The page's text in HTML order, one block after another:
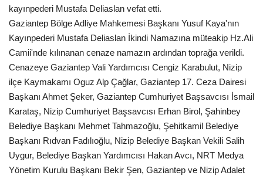
EĞİTİM
Resmiilan
kayınpederi Mustafa Deliaslan vefat etti.
Gaziantep Bölge Adliye Mahkemesi Başkanı Yusuf Kaya'nın
Kayınpederi Mustafa Deliaslan İkindi Namazına müteakip Hz.Ali
Camii'nde kılınanan cenaze namazın ardından toprağa verildi.
Cenazeye Gaziantep Vali Yardımcısı Cengiz Karabulut, Nizip
ilçe Kaymakamı Oguz Alp Çağlar, Gaziantep 17. Ceza Dairesi
Başkanı Ahmet Şeker, Gaziantep Cumhuriyet Başsavcısı İsmail
Karataş, Nizip Cumhuriyet Başsavcısı Erhan Birol, Şahinbey
Belediye Başkanı Mehmet Tahmazoğlu, Şehitkamil Belediye
Başkanı Rıdvan Fadılıoğlu, Nizip Belediye Başkan Vekili Salih
Uygur, Belediye Başkan Yardımcısı Hakan Avcı, NRT Medya
Yönetim Kurulu Başkanı Bekir Şen, Gaziantep ve Nizip Adalet